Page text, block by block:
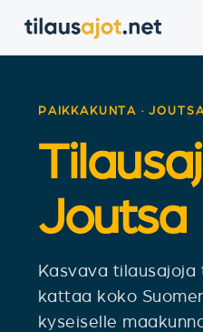
PAIKKAKUNTA ·
Joutsa
Kasvava
kattaa koko
kyseiselle